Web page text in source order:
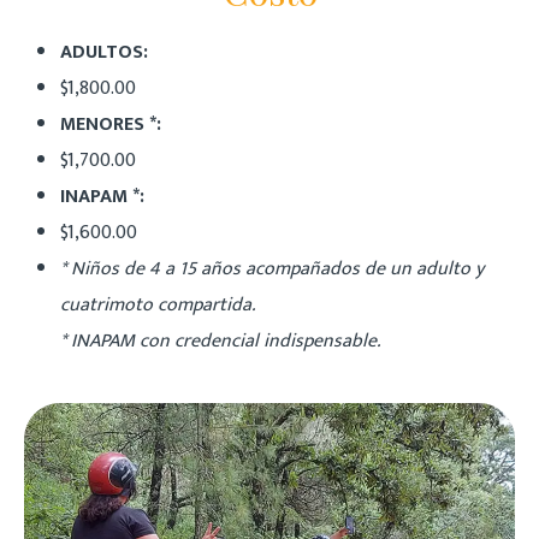
ADULTOS:
$1,800.00
MENORES *:
$1,700.00
INAPAM *:
$1,600.00
* Niños de 4 a 15 años acompañados de un adulto y
cuatrimoto compartida.
* INAPAM con credencial indispensable.